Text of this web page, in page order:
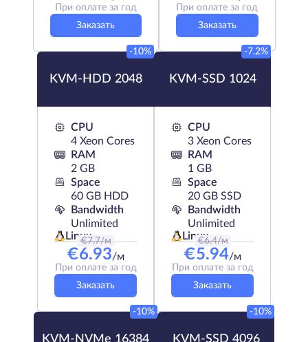
При оплате за год
Заказать
При оплате за год
Заказать
KVM-HDD 2048
-10%
CPU
4 Xeon Cores
RAM
2 GB
Space
60 GB HDD
Bandwidth
Unlimited
Linux
€7.7/м
€6.93/м
При оплате за год
Заказать
KVM-SSD 1024
-7.2%
CPU
3 Xeon Cores
RAM
1 GB
Space
20 GB SSD
Bandwidth
Unlimited
Linux
€6.4/м
€5.94/м
При оплате за год
Заказать
KVM-NVMe 16384
-10%
KVM-SSD 4096
-10%